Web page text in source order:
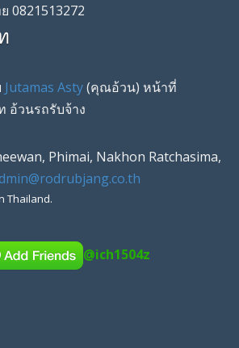
0821513272
Jutamas Asty(คุณอ้วน) หน้าที่
อ้วนรถรับจ้าง
, Phimai, Nakhon Ratchasima,
Thailand.
@ich1504z